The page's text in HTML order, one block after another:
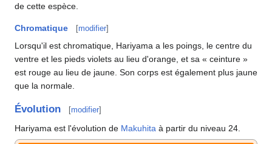
de cette espèce.
Chromatique [modifier]
Lorsqu'il est chromatique, Hariyama a les poings, le centre du
ventre et les pieds violets au lieu d'orange, et sa « ceinture »
est rouge au lieu de jaune. Son corps est également plus jaune
que la normale.
Évolution [modifier]
Hariyama est l'évolution de Makuhita à partir du niveau 24.